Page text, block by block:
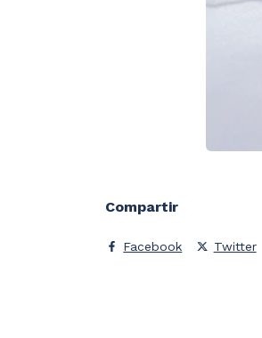
Compartir
Facebook Twitter